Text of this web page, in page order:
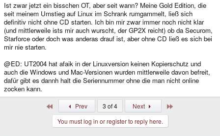
Ist zwar jetzt ein bisschen OT, aber seit wann? Meine Gold Edition, die
seit meinem Umstieg auf Linux im Schrank rumgammelt, ließ sich
definitiv nicht ohne CD starten. Ich bin mir zwar immer noch nicht klar
(und mittlerweile ists mir auch wurscht, der GP2X reicht) ob da Securom,
Starforce oder doch was anderas drauf ist, aber ohne CD ließ es sich bei
mir nie starten.
@ED: UT2004 hat afaik in der Linuxversion keinen Kopierschutz und
auch die Windows und Mac-Versionen wurden mittlerweile davon befreit,
dafür gibt es dannh halt die Seriennummer ohne die man nicht online
zocken kann.
Prev 3 of 4 Next
You must log in or register to reply here.